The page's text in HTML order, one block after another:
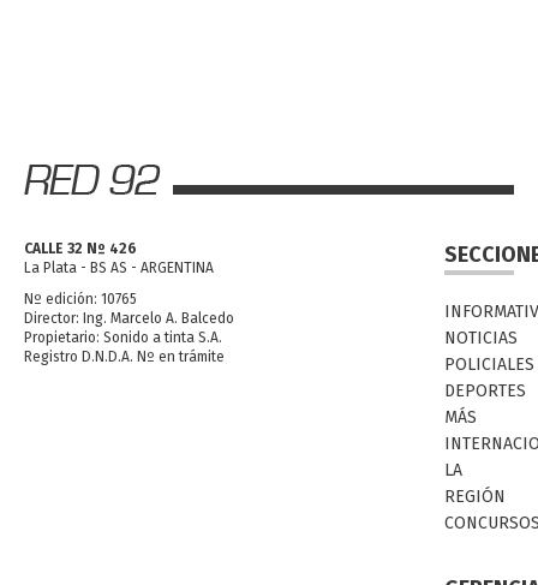
CALLE 32 Nº 426
La Plata - BS AS - ARGENTINA
Nº edición: 10765
Director: Ing. Marcelo A. Balcedo
Propietario: Sonido a tinta S.A.
Registro D.N.D.A. Nº en trámite
NOTICIAS
POLICIALES
DEPORTES
MÁS
LA
REGIÓN